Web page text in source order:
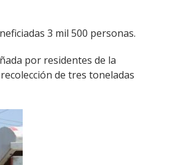
3 mil 500 personas.
por residentes de la
de tres toneladas